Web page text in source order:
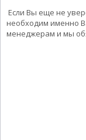
Если Вы еще не
необходим именно
менеджерам и мы